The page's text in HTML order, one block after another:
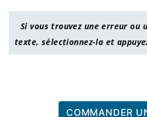
Si vous trouvez une erreur ou
texte, sélectionnez-la et
COMMANDER